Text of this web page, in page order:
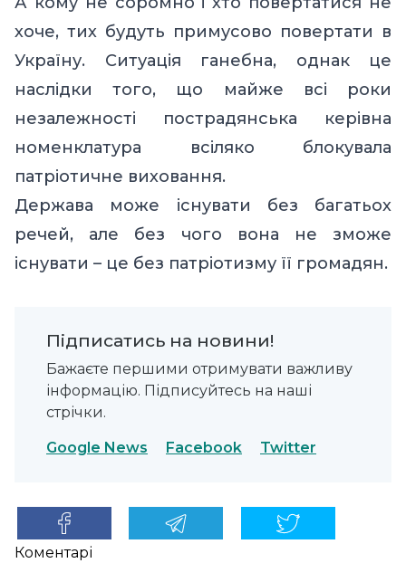
хоче, тих будуть примусово повертати в
Україну. Ситуація ганебна, однак це
наслідки того, що майже всі роки
незалежності пострадянська керівна
номенклатура всіляко блокувала
патріотичне виховання.
Держава може існувати без багатьох
речей, але без чого вона не зможе
існувати – це без патріотизму її громадян.
Підписатись на новини!
Бажаєте першими отримувати важливу
інформацію. Підписуйтесь на наші
стрічки.
Google News Facebook Twitter
Коментарі